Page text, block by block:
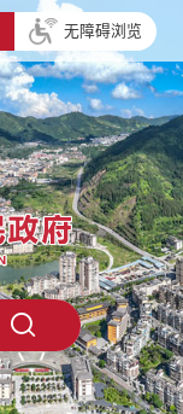
无障碍浏览